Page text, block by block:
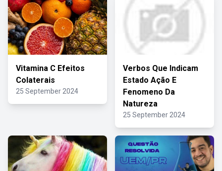
Vitamina C Efeitos
Colaterais
25 September 2024
Verbos Que Indicam
Estado Ação E
Fenomeno Da
Natureza
25 September 2024